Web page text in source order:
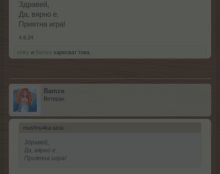
Здравей,
Да, вярно е.
Приятна игра!
4.9.24
shiky и Bamze харесват това.
Bamze
Ветеран
mushnu4ka каза: ↑
Здравей,
Да, вярно е.
Приятна игра!